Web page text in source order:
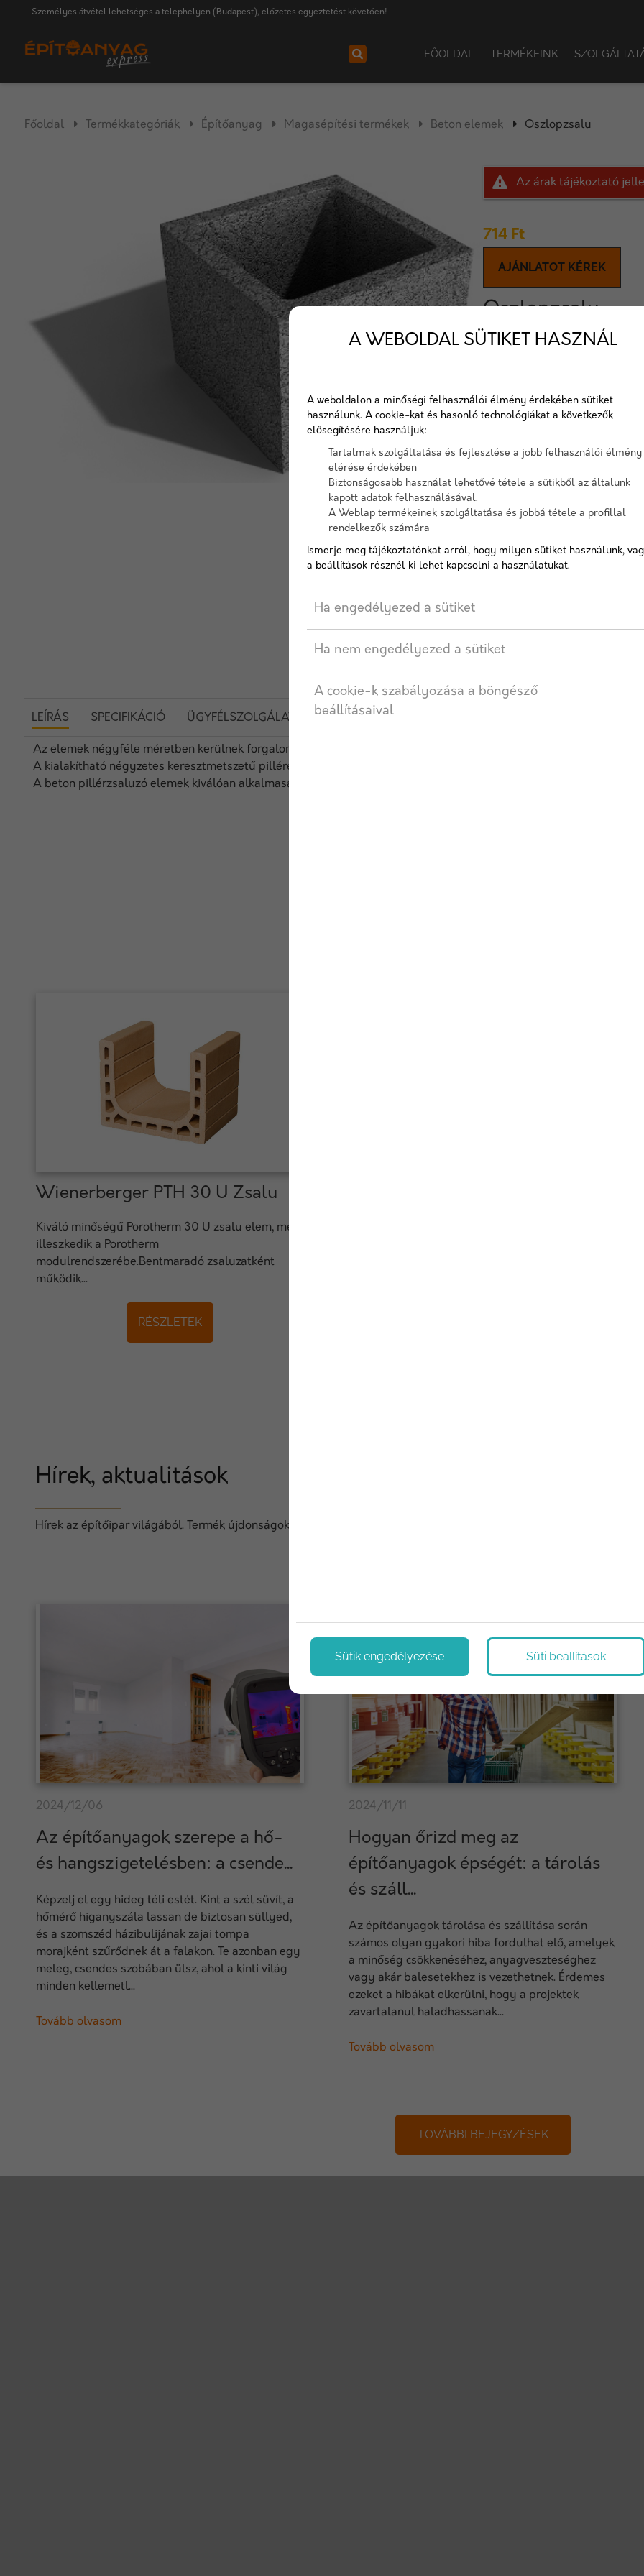
Személyes átvétel lehetséges a telephelyen (Budapest), előzetes egyeztetést követően!
FŐOLDAL TERMÉKEINK
Főoldal Termékkategóriák Építőanyag Magasépítési termékek Beton elemek Oszlopzsalu
Az árak tájékoztató
714Ft
AJÁNLATOT KÉREK
Oszlopzsalu
A beton oszlopzsaluzó
köpenyrészét alkotó
Cikkszám:
10-
Méretek
Címkék:
LEÍRÁS SPECIFIKÁCIÓ ÜGYFÉLSZOLGÁLAT SZÁLLÍTÁS
Az elemek négyféle méretben kerülnek forgalomba.
A kialakítható négyzetes keresztmetszetű pillérek külmérete: 20x20, 25x25, 30x30, 40x40 cm.
A beton pillérzsaluzó elemek kiválóan alkalmasak teherhordó pillérek kialakítására, valamint kerítéspillérek
Wienerberger PTH 30 U Zsalu
Kiváló minőségű Porotherm 30 U zsalu elem, mely
illeszkedik a Porotherm
modulrendszerébe.Bentmaradó zsaluzatként
működik...
RÉSZLETEK
Hírek, aktualitások
Hírek az építőipar világából. Termék újdonságok, technológiák, újítások. Megoldások, tippek és trükkök.
2024/12/06
Az építőanyagok szerepe a hő-
és hangszigetelésben: a csende...
Képzelj el egy hideg téli estét. Kint a szél süvít, a
hőmérő higanyszála lassan de biztosan süllyed,
és a szomszéd házibulijának zajai tompa
morajként szűrődnek át a falakon. Te azonban egy
meleg, csendes szobában ülsz, ahol a kinti világ
minden kellemetl...
Tovább olvasom
2024/11/11
Hogyan őrizd meg az
építőanyagok épségét: a tárolás
és száll...
Az építőanyagok tárolása és szállítása során
számos olyan gyakori hiba fordulhat elő, amelyek
a minőség csökkenéséhez, anyagveszteséghez
vagy akár balesetekhez is vezethetnek. Érdemes
ezeket a hibákat elkerülni, hogy a projektek
zavartalanul haladhassanak...
Tovább olvasom
TOVÁBBI BEJEGYZÉSEK
A WEBOLDAL SÜTIKET HASZNÁL
A weboldalon a minőségi felhasználói élmény érdekében sütiket
használunk. A cookie-kat és hasonló technológiákat a következők
elősegítésére használjuk:
Tartalmak szolgáltatása és fejlesztése a jobb felhasználói élmény
elérése érdekében
Biztonságosabb használat lehetővé tétele a sütikből az általunk
kapott adatok felhasználásával.
A Weblap termékeinek szolgáltatása és jobbá tétele a profillal
rendelkezők számára
Ismerje meg tájékoztatónkat arról, hogy milyen sütiket használunk,
a beállítások résznél ki lehet kapcsolni a használatukat.
Ha engedélyezed a sütiket
Ha nem engedélyezed a sütiket
A cookie-k szabályozása a böngésző
beállításaival
Sütik engedélyezése Süti beállítások